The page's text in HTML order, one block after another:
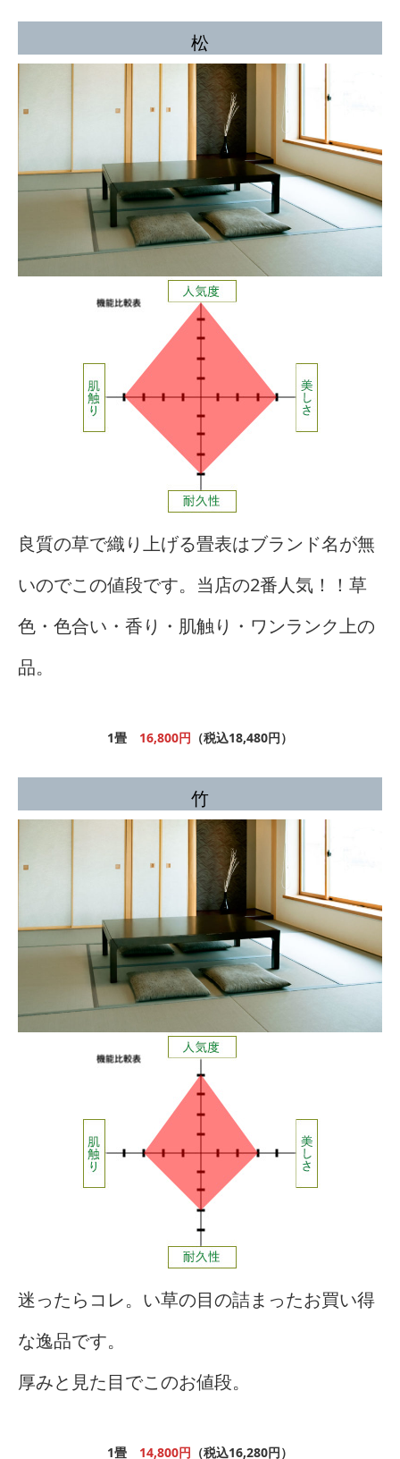
松
良質の草で織り上げる畳表はブランド名が無
いのでこの値段です。当店の2番人気！！草
色・色合い・香り・肌触り・ワンランク上の
品。
1畳 16,800円 （税込18,480円）
竹
迷ったらコレ。い草の目の詰まったお買い得
な逸品です。
厚みと見た目でこのお値段。
1畳 14,800円 （税込16,280円）